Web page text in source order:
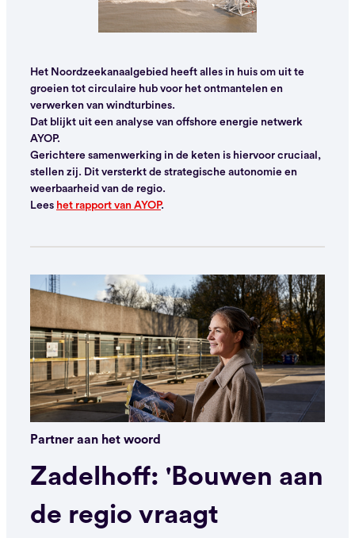
Het Noordzeekanaalgebied heeft alles in huis om uit te
groeien tot circulaire hub voor het ontmantelen en
verwerken van windturbines.
Dat blijkt uit een analyse van offshore energie netwerk
AYOP.
Gerichtere samenwerking in de keten is hiervoor cruciaal,
stellen zij. Dit versterkt de strategische autonomie en
weerbaarheid van de regio.
Lees het rapport van AYOP.
Partner aan het woord
Zadelhoff: 'Bouwen aan
de regio vraagt